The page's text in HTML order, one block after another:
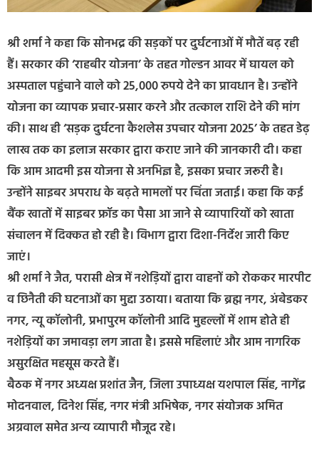
श्री शर्मा ने कहा कि सोनभद्र की सड़कों पर दुर्घटनाओं में मौतें बढ़ रही
हैं। सरकार की ‘राहबीर योजना’ के तहत गोल्डन आवर में घायल को
अस्पताल पहुंचाने वाले को 25,000 रुपये देने का प्रावधान है। उन्होंने
योजना का व्यापक प्रचार-प्रसार करने और तत्काल राशि देने की मांग
की। साथ ही ‘सड़क दुर्घटना कैशलेस उपचार योजना 2025’ के तहत डेढ़
लाख तक का इलाज सरकार द्वारा कराए जाने की जानकारी दी। कहा
कि आम आदमी इस योजना से अनभिज्ञ है, इसका प्रचार जरूरी है।
उन्होंने साइबर अपराध के बढ़ते मामलों पर चिंता जताई। कहा कि कई
बैंक खातों में साइबर फ्रॉड का पैसा आ जाने से व्यापारियों को खाता
संचालन में दिक्कत हो रही है। विभाग द्वारा दिशा-निर्देश जारी किए
जाएं।
श्री शर्मा ने जैत, परासी क्षेत्र में नशेड़ियों द्वारा वाहनों को रोककर मारपीट
व छिनैती की घटनाओं का मुद्दा उठाया। बताया कि ब्रह्म नगर, अंबेडकर
नगर, न्यू कॉलोनी, प्रभापुरम कॉलोनी आदि मुहल्लों में शाम होते ही
नशेड़ियों का जमावड़ा लग जाता है। इससे महिलाएं और आम नागरिक
असुरक्षित महसूस करते हैं।
बैठक में नगर अध्यक्ष प्रशांत जैन, जिला उपाध्यक्ष यशपाल सिंह, नागेंद्र
मोदनवाल, दिनेश सिंह, नगर मंत्री अभिषेक, नगर संयोजक अमित
अग्रवाल समेत अन्य व्यापारी मौजूद रहे।